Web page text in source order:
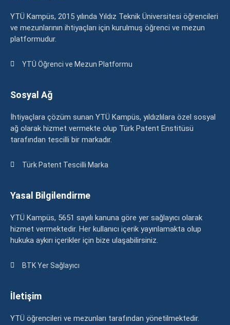
YTÜ Kampüs, 2015 yılında Yıldız Teknik Üniversitesi öğrencileri
ve mezunlarının ihtiyaçları için kurulmuş öğrenci ve mezun
platformudur.
YTÜ Öğrenci ve Mezun Platformu
Sosyal Ağ
İhtiyaçlara çözüm sunan YTÜ Kampüs, yıldızlılara özel sosyal
ağ olarak hizmet vermekte olup Türk Patent Enstitüsü
tarafından tescilli bir markadır.
Türk Patent Tescilli Marka
Yasal Bilgilendirme
YTÜ Kampüs, 5651 sayılı kanuna göre yer sağlayıcı olarak
hizmet vermektedir. Her kullanıcı içerik yayınlamakta olup
hukuka aykırı içerikler için bize ulaşabilirsiniz.
BTK Yer Sağlayıcı
İletişim
YTÜ öğrencileri ve mezunları tarafından yönetilmektedir.